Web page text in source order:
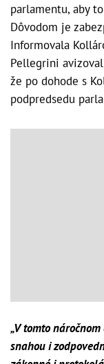
parlamentu, aby
Dôvodom je
Informovala
Pellegrini
že po dohode s
podpredsedu
„V tomto
snahou i